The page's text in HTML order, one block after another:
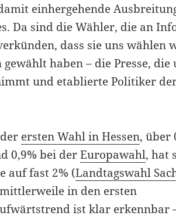
einhergehende
Da sind die Wähler, die an
dass sie uns wählen
haben – die Presse,
und etablierte Politiker
ersten Wahl in Hessen, über
0,9% bei derEuropawahl, hat
auf fast 2% (Landtagswahl
in den ersten
ist klar erkennbar